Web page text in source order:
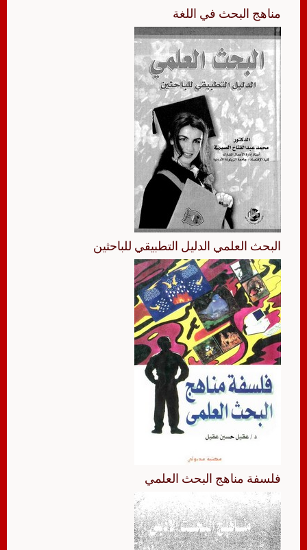
مناهج البحث في اللغة
البحث العلمي الدليل التطبيقي للباحثين
فلسفة مناهج البحث العلمي